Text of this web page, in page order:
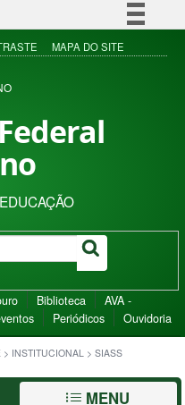
Simplifique!
Acesso à informação
MAPA DO SITE
Biblioteca
AVA -
Periódicos Ouvidoria
> INSTITUCIONAL > SIASS
MENU